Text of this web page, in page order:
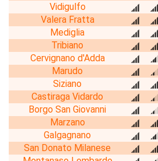
Vidigulfo
Valera Fratta
Mediglia
Tribiano
Cervignano d'Adda
Marudo
Siziano
Castiraga Vidardo
Borgo San Giovanni
Marzano
Galgagnano
San Donato Milanese